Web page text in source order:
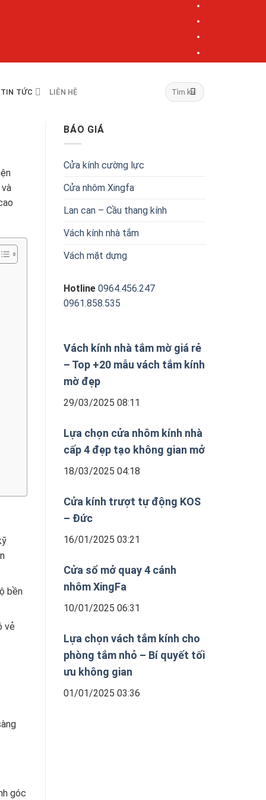
TIN TỨC LIÊN HỆ
bền
vẻ
góc
BÁO GIÁ
Cửa kính cường lực
Cửa nhôm Xingfa
Lan can – Cầu thang kính
Vách kính nhà tắm
Vách mặt dựng
Hotline 0964.456.247
0961.858.535
Vách kính nhà tắm mờ giá rẻ
– Top +20 mẫu vách tắm kính
mờ đẹp
29/03/2025 08:11
Lựa chọn cửa nhôm kính nhà
cấp 4 đẹp tạo không gian mở
18/03/2025 04:18
Cửa kính trượt tự động KOS
– Đức
16/01/2025 03:21
Cửa sổ mở quay 4 cánh
nhôm XingFa
10/01/2025 06:31
Lựa chọn vách tắm kính cho
phòng tắm nhỏ – Bí quyết tối
ưu không gian
01/01/2025 03:36